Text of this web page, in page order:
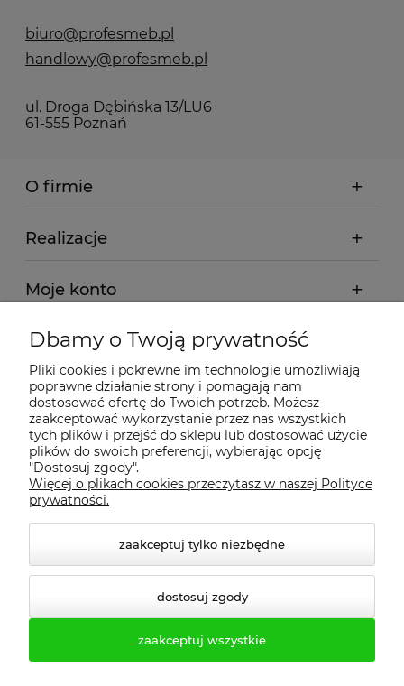
biuro@profesmeb.pl
handlowy@profesmeb.pl
ul. Droga Dębińska 13/LU6
61-555 Poznań
O firmie
Realizacje
Moje konto
Regulamin
Dostawa - realizacja
Gwarancja i zwroty
Pomoc
Dbamy o Twoją prywatność
Pliki cookies i pokrewne im technologie umożliwiają
poprawne działanie strony i pomagają nam
dostosować ofertę do Twoich potrzeb. Możesz
zaakceptować wykorzystanie przez nas wszystkich
tych plików i przejść do sklepu lub dostosować użycie
plików do swoich preferencji, wybierając opcję
"Dostosuj zgody".
Więcej o plikach cookies przeczytasz w naszej Polityce
prywatności.
zaakceptuj tylko niezbędne
dostosuj zgody
zaakceptuj wszystkie